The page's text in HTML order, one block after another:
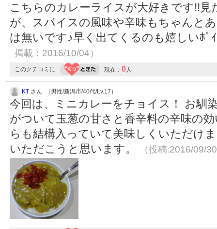
こちらのカレーライスが大好きです!!
が、スパイスの風味や辛味もちゃんと
は無いです♪早く出てくるのも嬉しいﾎﾟ
掲載：2016/10/04）
このクチコミに 現在： 0 人
KT さん （男性/新潟市/40代/Lv.17）
今回は、ミニカレーをチョイス！ お馴
がついて玉葱の甘さと香辛料の辛味の
らも結構入っていて美味しくいただけ
いただこうと思います。
（投稿:2016/09/